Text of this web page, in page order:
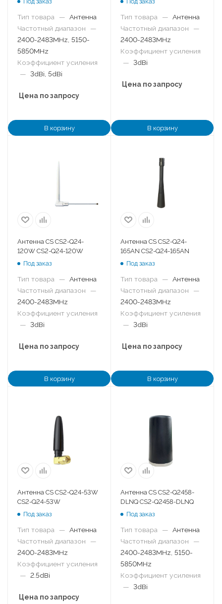
Тип товара — Антенна
Частотный диапазон
—
2400-2483MHz, 5150-
5850MHz
Коэффициент усиления
— 3dBi, 5dBi
Цена по запросу
В корзину
Тип товара — Антенна
Частотный диапазон
—
2400-2483MHz
Коэффициент усиления
— 3dBi
Цена по запросу
В корзину
Антенна CS CS2-Q24-
120W CS2-Q24-120W
Под заказ
Тип товара — Антенна
Частотный диапазон
—
2400-2483MHz
Коэффициент усиления
— 3dBi
Цена по запросу
В корзину
Антенна CS CS2-Q24-
165AN CS2-Q24-165AN
Под заказ
Тип товара — Антенна
Частотный диапазон
—
2400-2483MHz
Коэффициент усиления
— 3dBi
Цена по запросу
В корзину
Антенна CS CS2-Q24-53W
CS2-Q24-53W
Под заказ
Тип товара — Антенна
Частотный диапазон
—
2400-2483MHz
Коэффициент усиления
— 2.5dBi
Цена по запросу
Антенна CS CS2-Q2458-
DLNQ CS2-Q2458-DLNQ
Под заказ
Тип товара — Антенна
Частотный диапазон
—
2400-2483MHz, 5150-
5850MHz
Коэффициент усиления
— 3dBi